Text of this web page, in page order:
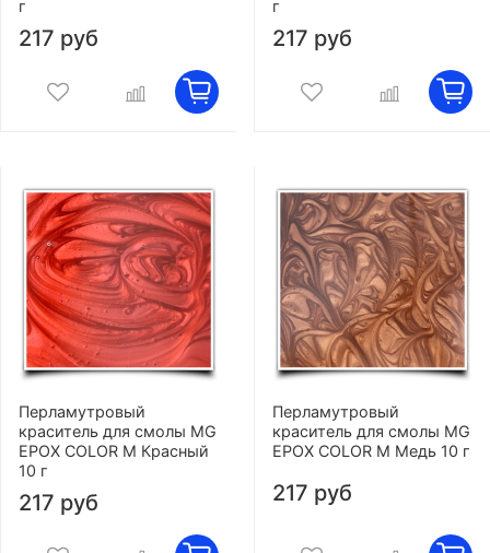
г
217 руб
г
217 руб
Перламутровый
краситель для смолы MG
EPOX COLOR M Красный
10 г
217 руб
Перламутровый
краситель для смолы MG
EPOX COLOR M Медь 10 г
217 руб